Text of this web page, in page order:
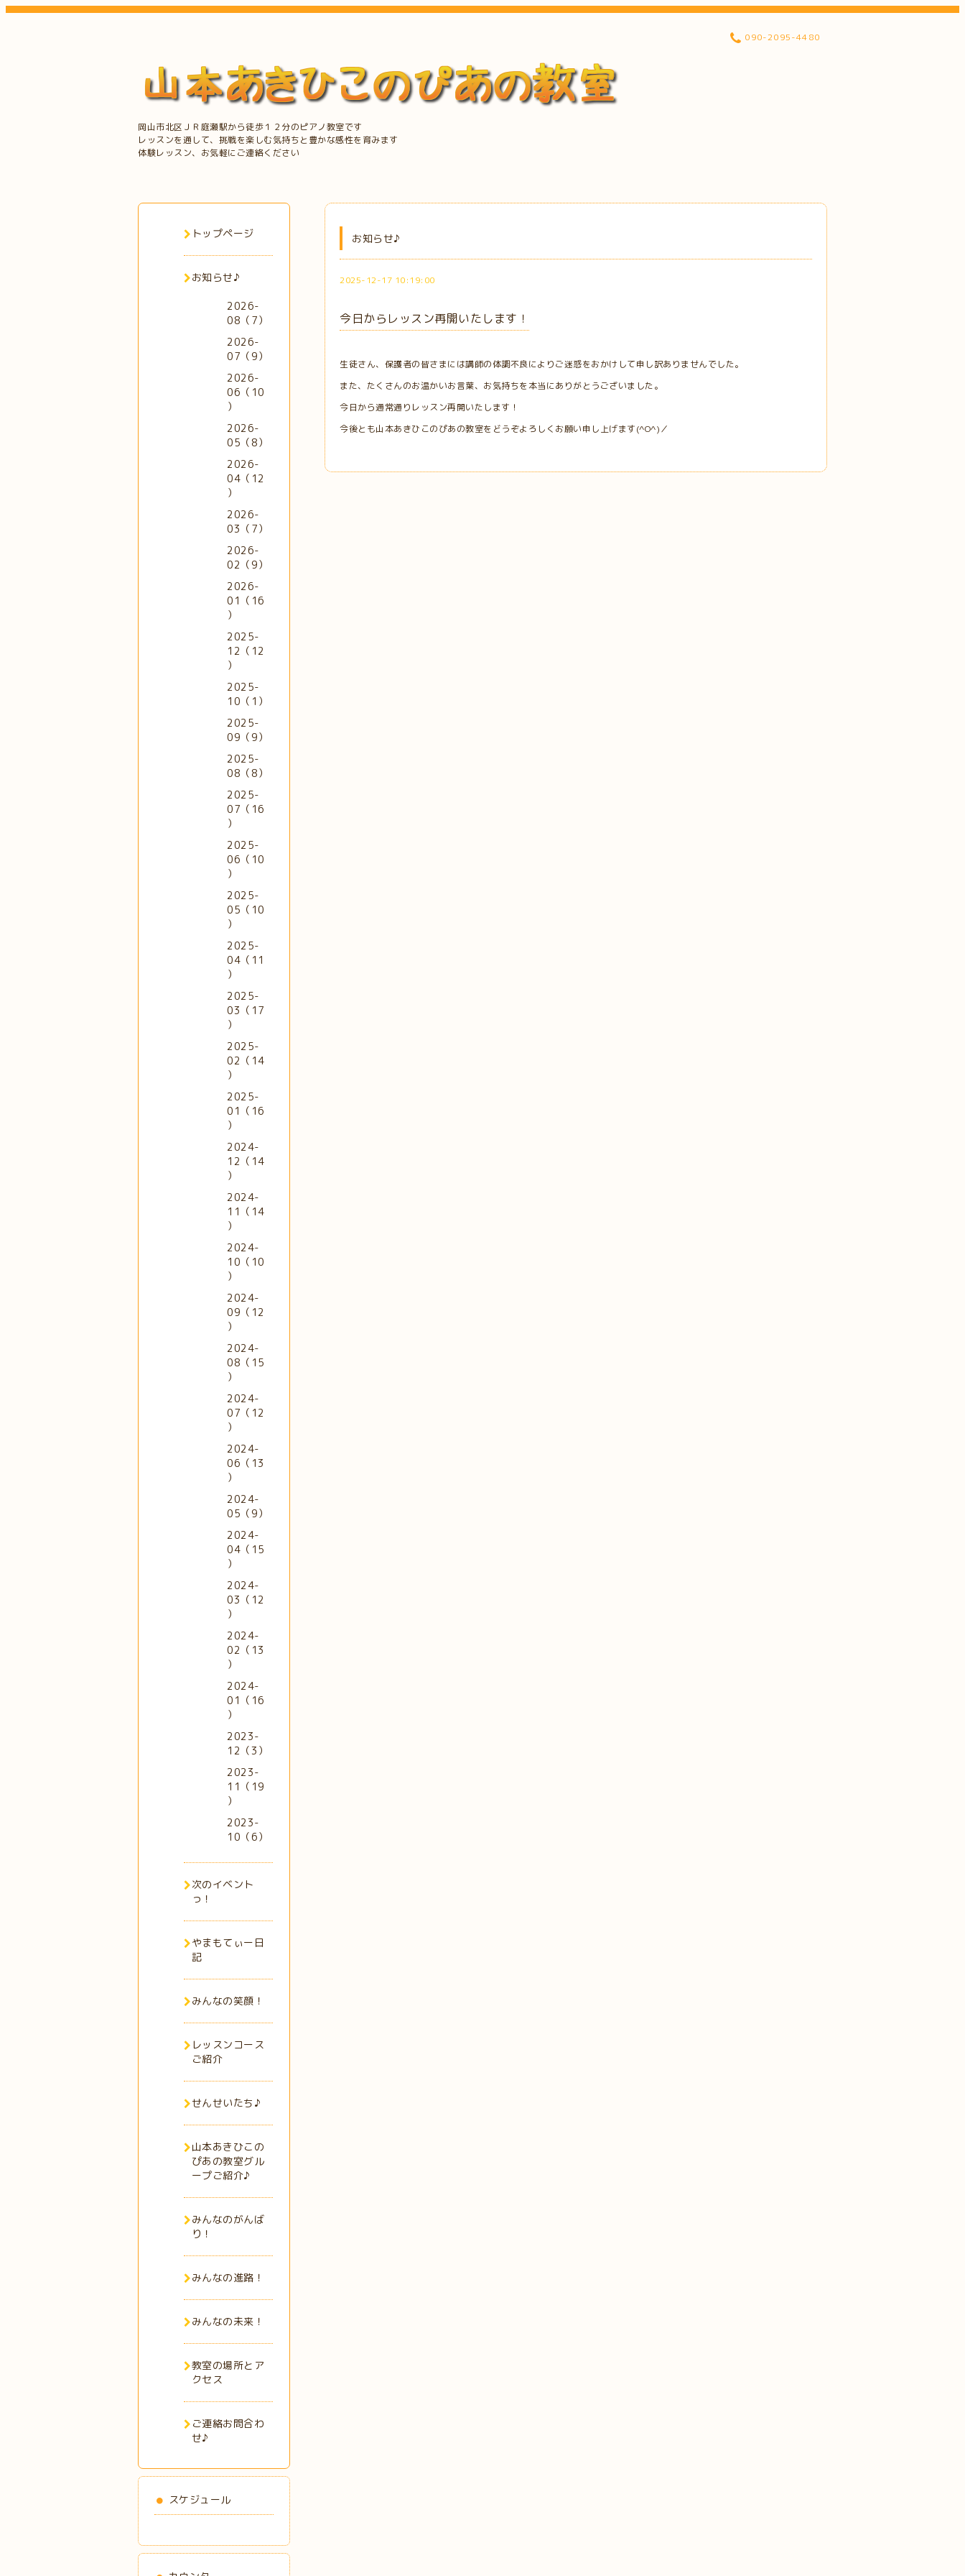
岡山市北区ＪＲ庭瀬駅から徒歩１２分のピアノ教室です
レッスンを通して、挑戦を楽しむ気持ちと豊かな感性を育みます
体験レッスン、お気軽にご連絡ください
090-2095-4480
お知らせ♪
2025-12-17 10:19:00
今日からレッスン再開いたします！
生徒さん、保護者の皆さまには講師の体調不良によりご迷惑をおかけして申し訳ありませんでした。
また、たくさんのお温かいお言葉、お気持ちを本当にありがとうございました。
今日から通常通りレッスン再開いたします！
今後とも山本あきひこのぴあの教室をどうぞよろしくお願い申し上げます(^O^)／
トップページ
お知らせ♪
2026-
08（7）
2026-
07（9）
2026-
06（10
）
2026-
05（8）
2026-
04（12
）
2026-
03（7）
2026-
02（9）
2026-
01（16
）
2025-
12（12
）
2025-
10（1）
2025-
09（9）
2025-
08（8）
2025-
07（16
）
2025-
06（10
）
2025-
05（10
）
2025-
04（11
）
2025-
03（17
）
2025-
02（14
）
2025-
01（16
）
2024-
12（14
）
2024-
11（14
）
2024-
10（10
）
2024-
09（12
）
2024-
08（15
）
2024-
07（12
）
2024-
06（13
）
2024-
05（9）
2024-
04（15
）
2024-
03（12
）
2024-
02（13
）
2024-
01（16
）
2023-
12（3）
2023-
11（19
）
2023-
10（6）
次のイベント
っ！
やまもてぃー日
記
みんなの笑顔！
レッスンコース
ご紹介
せんせいたち♪
山本あきひこの
ぴあの教室グル
ープご紹介♪
みんなのがんば
り！
みんなの進路！
みんなの未来！
教室の場所とア
クセス
ご連絡お問合わ
せ♪
スケジュール